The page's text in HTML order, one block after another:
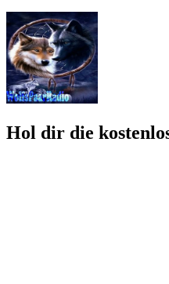
Hol dir die